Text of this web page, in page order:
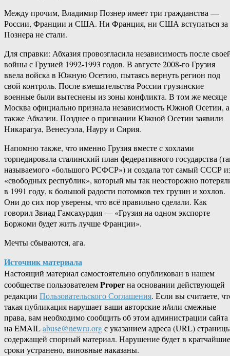
Между прочим, Владимир Познер имеет три гражданства —
России, Франции и США. Ни Франция, ни США вступаться за
Познера не стали.
Для справки: Абхазия провозгласила независимость после
войны с Грузией 1992-1993 годов. В августе 2008-го Грузия
ввела войска в Южную Осетию, пытаясь вернуть регион под
свой контроль. После вмешательства России грузинские
военные были вытеснены из зоны конфликта. В том же месяце
Москва официально признала независимость Южной Осетии, а
также Абхазии. Позднее о признании Южной Осетии заявили
Никарагуа, Венесуэла, Науру и Сирия.
Напомню также, что именно Грузия вместе с хохлами
торпедировала сталинский план федеративного государства
называемого «большого РСФСР») и создала тот самый СССР
«свободных республик», который мы так неосторожно
в 1991 году, к большой радости потомков тех грузин и хохлов.
Они до сих пор уверены, что всё правильно сделали. Как
говорил Звиад Гамсахурдия — «Грузия на одном экспорте
Боржоми будет жить лучше Франции».
Мечты сбываются, ага.
Источник материала
Настоящий материал самостоятельно опубликован в нашем
сообществе пользователемProperна основании действующей
редакции Пользовательского Соглашения. Если вы считаете,
такая публикация нарушает ваши авторские и/или смежные
права, вам необходимо сообщить об этом администрации сайта
на EMAILabuse@newru.orgс указанием адреса (URL)
содержащей спорный материал. Нарушение будет в кратчайшие
сроки устранено, виновные наказаны.